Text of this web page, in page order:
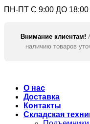
ПН-ПТ С 9:00 ДО 18:00
Внимание клиентам!
наличию товаров
О нас
Доставка
Контакты
Складская